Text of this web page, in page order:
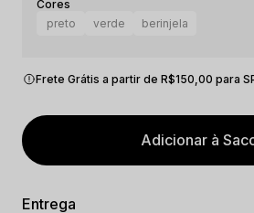
preto verde berinjela
Adicionar à
Frete Grátis a partir de R$150,00 para